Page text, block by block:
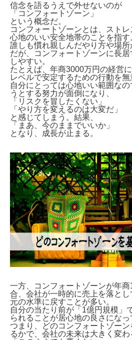
信念を語るうえで外せないのが
「コンフォートゾーン」
という概念だ。
コンフォートゾーンとは、スト
心地のいい安全地帯のことを指す
誰しも慣れ親しんだやり方や場
だが、コンフォートゾーンに長
しやすい。
たとえば、年商3000万円の経営
レベルで安定するための行動を無
自分にとっては心地いい範囲な
うとする努力が面倒になり、
「リスクを冒したくない」
「やり方を変えるのは大変だ」
と感じてしまう。結果、
「まあ、今のままでいいか」
となり、成長が止まる。
一方、コンフォートゾーンが年
合、会社が一時的に売上を落と
元の水準に戻すことが多い。
自分の当たり前が「1億円規模」
られることが居心地の良さになっ
つまり、どのコンフォートゾー
るかで、会社の未来は大きく変わ